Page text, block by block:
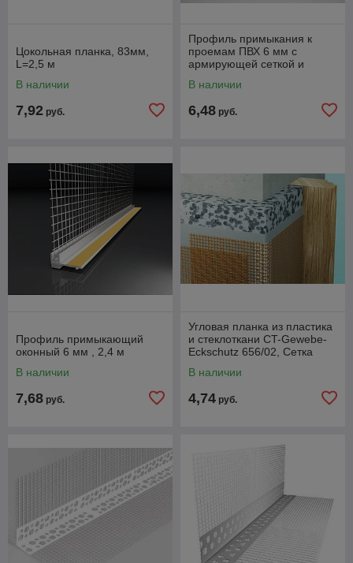
Цокольная планка, 83мм,
L=2,5 м
В наличии
7,92 руб.
Профиль примыкания к
проемам ПВХ 6 мм с
армирующей сеткой и
В наличии
6,48 руб.
Профиль примыкающий
оконный 6 мм , 2,4 м
В наличии
7,68 руб.
Угловая планка из пластика
и стеклоткани CT-Gewebe-
Eckschutz 656/02, Сетка
В наличии
4,74 руб.